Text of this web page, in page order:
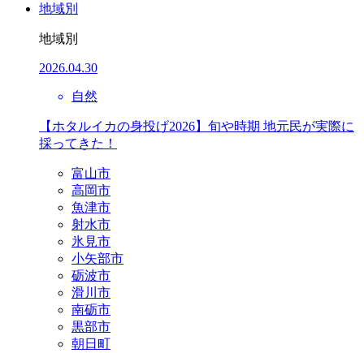
地域別
地域別
2026.04.30
自然
【ホタルイカの身投げ2026】旬や時期 地元民が実際に
採ってきた！
富山市
高岡市
魚津市
射水市
氷見市
小矢部市
砺波市
滑川市
南砺市
黒部市
朝日町